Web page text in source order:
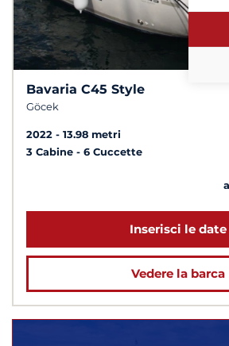
Bavaria C45 Style
Göcek
2022
13.98 metri
3 Cabine
6 Cuccette
Inserisci le date
Vedere la barca